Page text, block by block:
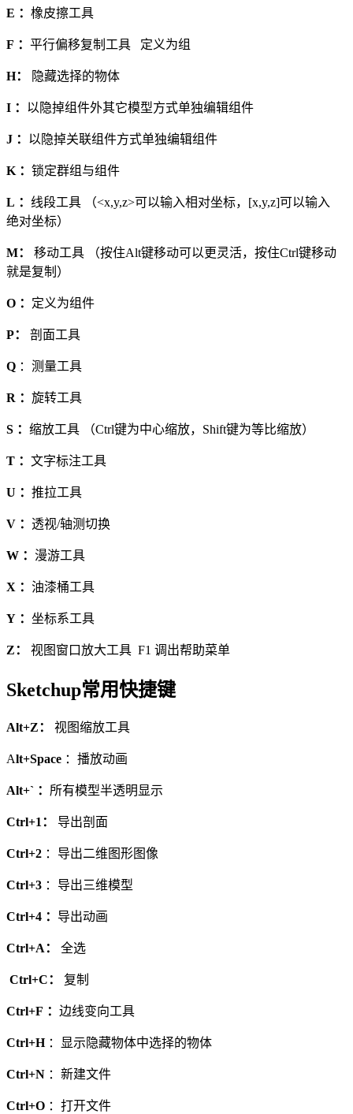
E ： 橡皮擦工具
F ： 平行偏移复制工具 定义为组
H： 隐藏选择的物体
I ： 以隐掉组件外其它模型方式单独编辑组件
J ： 以隐掉关联组件方式单独编辑组件
K ： 锁定群组与组件
L ： 线段工具 （<x,y,z>可以输入相对坐标，[x,y,z]可以输入
绝对坐标）
M：
移动工具 （按住Alt键移动可以更灵活，按住Ctrl键移动
就是复制）
O ： 定义为组件
P： 剖面工具
Q ：测量工具
R ： 旋转工具
S ： 缩放工具 （Ctrl键为中心缩放，Shift键为等比缩放）
T ： 文字标注工具
U ： 推拉工具
V ： 透视/轴测切换
W ： 漫游工具
X ： 油漆桶工具
Y ： 坐标系工具
Z： 视图窗口放大工具 F1 调出帮助菜单
Sketchup常用快捷键
Alt+Z： 视图缩放工具
Alt+Space ：播放动画
Alt+` ： 所有模型半透明显示
Ctrl+1： 导出剖面
Ctrl+2 ：导出二维图形图像
Ctrl+3 ：导出三维模型
Ctrl+4 ： 导出动画
Ctrl+A： 全选
Ctrl+C： 复制
Ctrl+F ： 边线变向工具
Ctrl+H：显示隐藏物体中选择的物体
Ctrl+N ：新建文件
Ctrl+O ：打开文件